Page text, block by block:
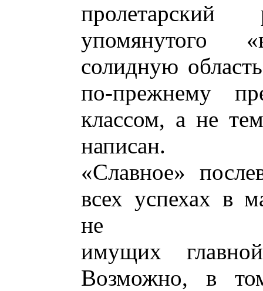
упомянутого
солидную
по-прежнему
классом, а не
написан.
«Славное»
всех успехах в
не
имущих
Возможно, в